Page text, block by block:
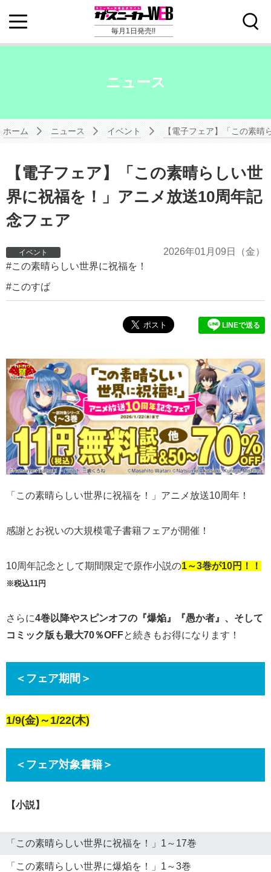
毎月1日発売!!
ニュース
ホーム ニュース イベント 【電子フェア】「この素晴
【電子フェア】「この素晴らしい世
界に祝福を！」アニメ放送10周年記
念フェア
イベント 2026年01月09日
（金）
この素晴らしい世界に祝福を！
このすば
LINEで送る
「この素晴らしい世界に祝福を！」アニメ放送10周年！
感謝とお祝いの大規模電子書籍フェアが開催！
10周年記念として期間限定で原作小説の1～3巻が10円！！
※税込11円
さらに4巻以降やスピンオフの『爆焔』『愚か者』、そして
コミック版も最大70％OFFと続きもお得になります！​
＜フェア期間＞
1/9(金)～1/22(木)
＜フェア対象書籍＞
【小説】
「この素晴らしい世界に祝福を！」1～17巻
「この素晴らしい世界に爆焔を！」1～3巻